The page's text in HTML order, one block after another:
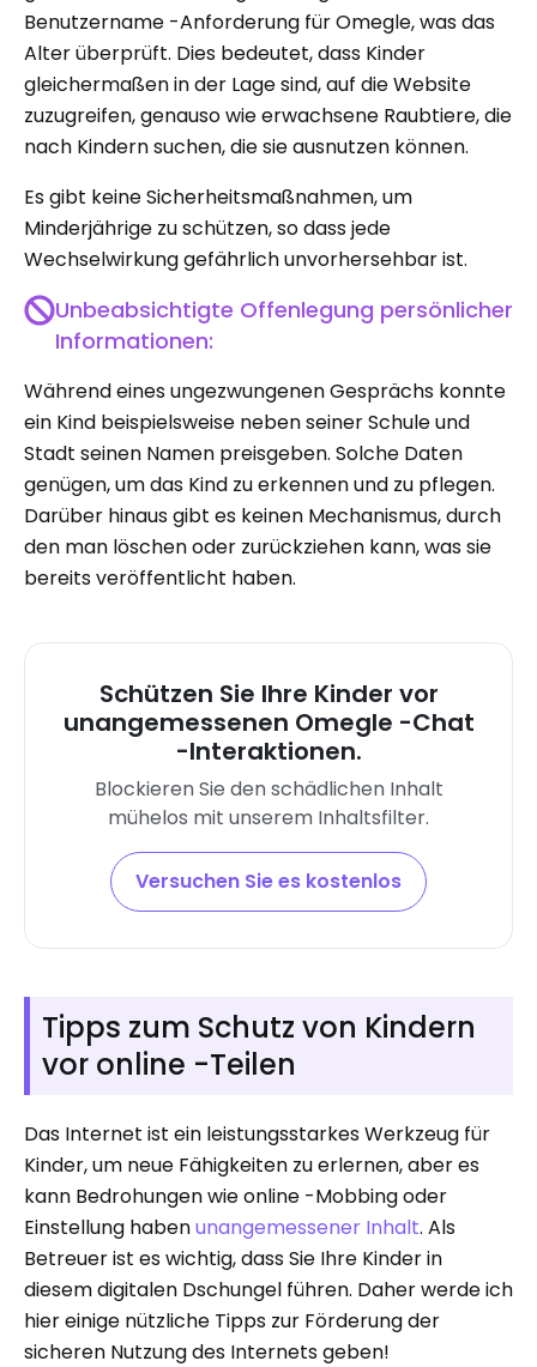
Benutzername -Anforderung für Omegle, was das
Alter überprüft. Dies bedeutet, dass Kinder
gleichermaßen in der Lage sind, auf die Website
zuzugreifen, genauso wie erwachsene Raubtiere, die
nach Kindern suchen, die sie ausnutzen können.
Es gibt keine Sicherheitsmaßnahmen, um
Minderjährige zu schützen, so dass jede
Wechselwirkung gefährlich unvorhersehbar ist.
Unbeabsichtigte Offenlegung persönlicher
Informationen:
Während eines ungezwungenen Gesprächs konnte
ein Kind beispielsweise neben seiner Schule und
Stadt seinen Namen preisgeben. Solche Daten
genügen, um das Kind zu erkennen und zu pflegen.
Darüber hinaus gibt es keinen Mechanismus, durch
den man löschen oder zurückziehen kann, was sie
bereits veröffentlicht haben.
Schützen Sie Ihre Kinder vor
unangemessenen Omegle -Chat
-Interaktionen.
Blockieren Sie den schädlichen Inhalt
mühelos mit unserem Inhaltsfilter.
Versuchen Sie es kostenlos
Tipps zum Schutz von Kindern
vor online -Teilen
Das Internet ist ein leistungsstarkes Werkzeug für
Kinder, um neue Fähigkeiten zu erlernen, aber es
kann Bedrohungen wie online -Mobbing oder
Einstellung habenunangemessener Inhalt. Als
Betreuer ist es wichtig, dass Sie Ihre Kinder in
diesem digitalen Dschungel führen. Daher werde ich
hier einige nützliche Tipps zur Förderung der
sicheren Nutzung des Internets geben!